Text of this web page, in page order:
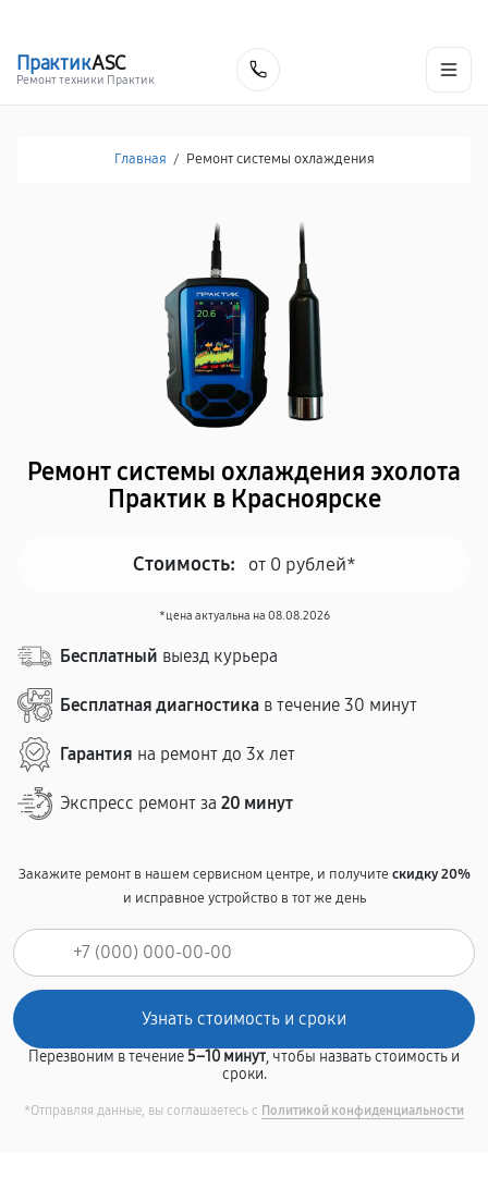
ПрактикASC
Ремонт техники Практик
Главная / Ремонт системы охлаждения
Ремонт системы охлаждения эхолота
Практик в Красноярске
Стоимость: от 0 рублей*
*цена актуальна на 08.08.2026
Бесплатный выезд курьера
Бесплатная диагностика в течение 30 минут
Гарантия на ремонт до 3х лет
Экспресс ремонт за 20 минут
Закажите ремонт в нашем сервисном центре, и получитескидку 20%
и исправное устройство в тот же день
Перезвоним в течение5–10 минут, чтобы назвать стоимость и
сроки.
*Отправляя данные, вы соглашаетесь с Политикой конфиденциальности